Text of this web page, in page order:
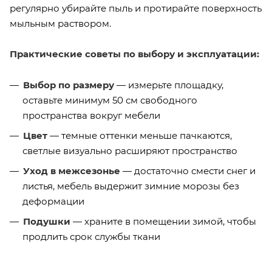
регулярно убирайте пыль и протирайте поверхность
мыльным раствором.
Практические советы по выбору и эксплуатации:
Выбор по размеру — измерьте площадку,
оставьте минимум 50 см свободного
пространства вокруг мебели
Цвет — темные оттенки меньше пачкаются,
светлые визуально расширяют пространство
Уход в межсезонье — достаточно смести снег и
листья, мебель выдержит зимние морозы без
деформации
Подушки — храните в помещении зимой, чтобы
продлить срок службы ткани